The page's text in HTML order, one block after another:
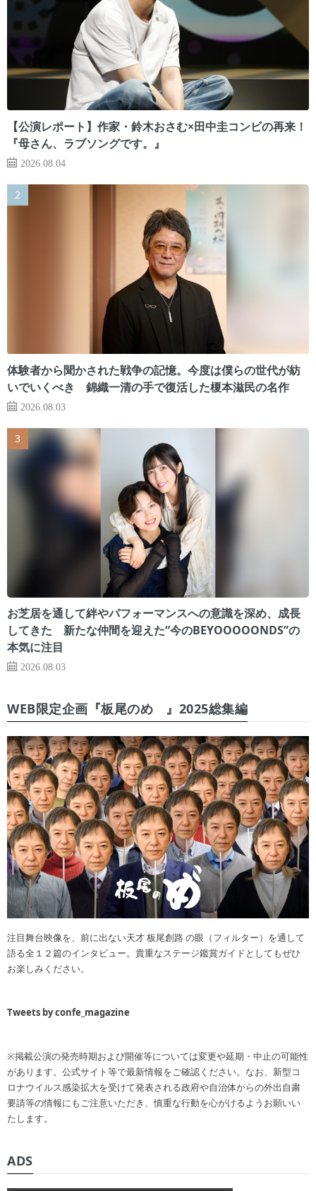
【公演レポート】作家・鈴木おさむ×田中圭コンビの再来！
『母さん、ラブソングです。』
2026.08.04
体験者から聞かされた戦争の記憶。今度は僕らの世代が紡
いでいくべき 錦織一清の手で復活した榎本滋民の名作
2026.08.03
お芝居を通して絆やパフォーマンスへの意識を深め、成長
してきた 新たな仲間を迎えた“今のBEYOOOOONDS”の
本気に注目
2026.08.03
WEB限定企画『板尾のめ゙』2025総集編
注目舞台映像を、前に出ない天才 板尾創路 の眼（フィルター）を通して
語る全１２篇のインタビュー。貴重なステージ鑑賞ガイドとしてもぜひ
お楽しみください。
Tweets by confe_magazine
※掲載公演の発売時期および開催等については変更や延期・中止の可能性
があります。公式サイト等で最新情報をご確認ください。なお、新型コ
ロナウイルス感染拡大を受けて発表される政府や自治体からの外出自粛
要請等の情報にもご注意いただき、慎重な行動を心がけるようお願いい
たします。
ADS